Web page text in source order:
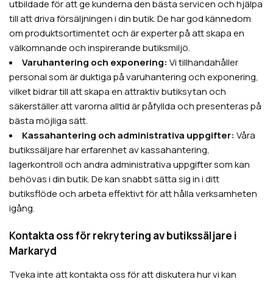
utbildade för att ge kunderna den bästa servicen och hjälpa
till att driva försäljningen i din butik. De har god kännedom
om produktsortimentet och är experter på att skapa en
välkomnande och inspirerande butiksmiljö.
Varuhantering och exponering: Vi tillhandahåller
personal som är duktiga på varuhantering och exponering,
vilket bidrar till att skapa en attraktiv butiksytan och
säkerställer att varorna alltid är påfyllda och presenteras på
bästa möjliga sätt.
Kassahantering och administrativa uppgifter: Våra
butikssäljare har erfarenhet av kassahantering,
lagerkontroll och andra administrativa uppgifter som kan
behövas i din butik. De kan snabbt sätta sig in i ditt
butiksflöde och arbeta effektivt för att hålla verksamheten
igång.
Kontakta oss för rekrytering av butikssäljare i
Markaryd
Tveka inte att kontakta oss för att diskutera hur vi kan